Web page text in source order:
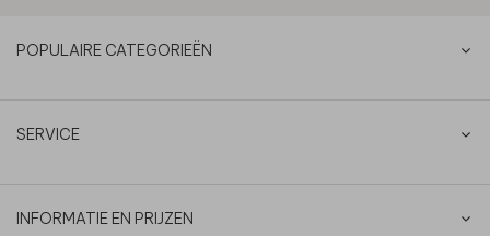
POPULAIRE CATEGORIEËN
SERVICE
INFORMATIE EN PRIJZEN